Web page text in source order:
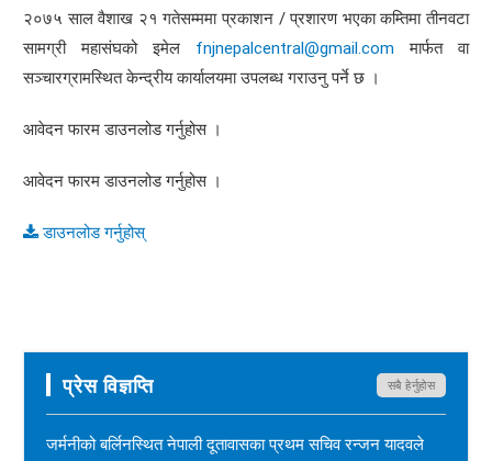
२०७५ साल वैशाख २१ गतेसम्ममा प्रकाशन / प्रशारण भएका कम्तिमा तीनवटा
सामग्री महासंघको इमेल fnjnepalcentral@gmail.com मार्फत वा
सञ्चारग्रामस्थित केन्द्रीय कार्यालयमा उपलब्ध गराउनु पर्ने छ ।
आवेदन फारम डाउनलोड गर्नुहोस ।
आवेदन फारम डाउनलोड गर्नुहोस ।
डाउनलोड गर्नुहोस्
प्रेस विज्ञप्ति सबै हेर्नुहोस
जर्मनीको बर्लिनस्थित नेपाली दूतावासका प्रथम सचिव रन्जन यादवले